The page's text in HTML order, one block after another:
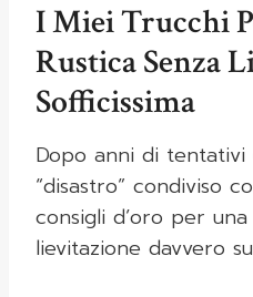
I Miei Trucchi
Rustica Senza
Sofficissima
Dopo anni di
“disastro” condiviso
consigli d’oro per
lievitazione davvero